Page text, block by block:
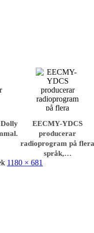
EECMY-YDCS
producerar
radioprogram på
språk,…
1180 × 681